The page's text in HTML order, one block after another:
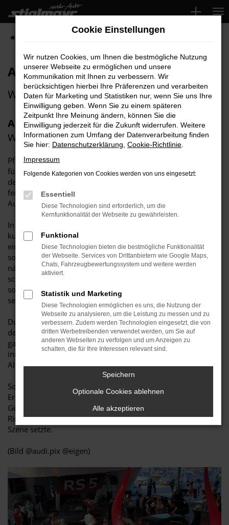
Zum
Hauptinhalt
springen
Audi RS 5 Performance Night
Wir feiern den neuen Audi RS 5.
Audi RS 5 Performance Night
Wir feiern den neuen Audi RS 5
Pfaffenhofen – Es war ein Abend, der ganz der Leidenschaft
für Performance, Design und Fahrspaß gewidmet war: Bei
der Performance Night im Audi Terminal Pfaffenhofen
feierten zahlreiche geladene Gäste die Premiere des neuen
Audi RS 5.
In stilvollem Ambiente, begleitet von Signature Cocktails,
kulinarischen Highlights, entspannten Gesprächen und
einem DJ, der für die passende musikalische Atmosphäre
sorgte, konnten die Gäste den neuen RS 5 erstmals aus
nächster Nähe entdecken. Die besondere Stimmung machte
schnell deutlich: Nicht nur der neue RS 5 stand im Fokus,
sondern vor allem die Leidenschaft, die die Audi RS-Modelle
seit jeher verbinden.
Durch den Abend führte Car Content Creator Nico Habich,
der spannende Einblicke in die Entwicklung des neuen RS 5
gab. Dabei zeigte er eindrucksvoll, wie markantes Design,
innovative Technik und beeindruckende Performance mit
Alltagstauglichkeit und Emotion verschmelzen.
So wurde die Performance Night zu einem besonderen
Erlebnis voller inspirierender Begegnungen, spannender
Gespräche und echter Faszination für die Marke mit den vier
Ringen – ein Abend, der den neuen Audi RS 5 gebührend in
Szene setzte.
(Bild @audi.pix @eigen)
Cookie Einstellungen
Wir nutzen Cookies, um Ihnen die bestmögliche Nutzung
unserer Webseite zu ermöglichen und unsere
Kommunikation mit Ihnen zu verbessern. Wir
berücksichtigen hierbei Ihre Präferenzen und verarbeiten
Daten für Marketing und Statistiken nur, wenn Sie uns Ihre
Einwilligung geben. Wenn Sie zu einem späteren
Zeitpunkt Ihre Meinung ändern, können Sie die
Einwilligung jederzeit für die Zukunft widerrufen. Weitere
Informationen zum Umfang der Datenverarbeitung finden
Sie hier: Datenschutzerklärung Cookie-Richtlinie
Impressum
Folgende Kategorien von Cookies werden von uns eingesetzt:
Essentiell
Diese Technologien sind erforderlich, um die
Kernfunktionalität der Webseite zu gewährleisten.
Funktional
Diese Technologien bieten die bestmögliche Funktionalität
der Webseite. Services von Drittanbietern wie Google Maps,
Chats, Fahrzeugbewertungssystem und weitere werden
aktiviert.
Statistik und Marketing
Diese Technologien ermöglichen es uns, die Nutzung der
Webseite zu analysieren, um die Leistung zu messen und zu
verbessern. Zudem werden Technologien eingesetzt, die von
dritten Werbetreibenden verwendet werden, um Sie auf
anderen Webseiten zu verfolgen und um Anzeigen zu
schalten, die für Ihre Interessen relevant sind.
Speichern
Optionale Cookies ablehnen
Alle akzeptieren